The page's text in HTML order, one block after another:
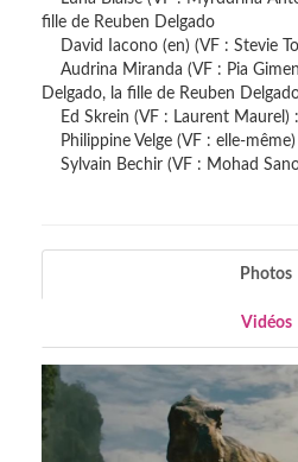
fille de Reuben Delgado
David Iacono (en) (VF : Stevie
Audrina Miranda (VF : Pia
Delgado, la fille de Reuben
Ed Skrein (VF : Laurent Maurel)
Philippine Velge (VF : elle-
Sylvain Bechir (VF : Mohad
Photos
Vidéos